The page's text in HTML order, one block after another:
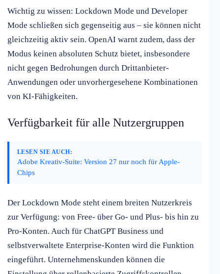
Wichtig zu wissen: Lockdown Mode und Developer
Mode schließen sich gegenseitig aus – sie können nicht
gleichzeitig aktiv sein. OpenAI warnt zudem, dass der
Modus keinen absoluten Schutz bietet, insbesondere
nicht gegen Bedrohungen durch Drittanbieter-
Anwendungen oder unvorhergesehene Kombinationen
von KI-Fähigkeiten.
Verfügbarkeit für alle Nutzergruppen
LESEN SIE AUCH:
Adobe Kreativ-Suite: Version 27 nur noch für Apple-
Chips
Der Lockdown Mode steht einem breiten Nutzerkreis
zur Verfügung: von Free- über Go- und Plus- bis hin zu
Pro-Konten. Auch für ChatGPT Business und
selbstverwaltete Enterprise-Konten wird die Funktion
eingeführt. Unternehmenskunden können die